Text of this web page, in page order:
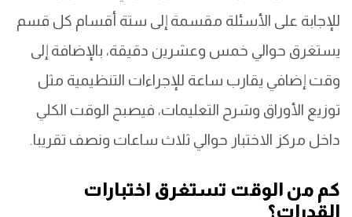
للإجابة على الأسئلة مقسمة إلى ستة أقسام كل قسم
يستغرق حوالي خمس وعشرين دقيقة، بالإضافة إلى
وقت إضافي يقارب ساعة للإجراءات التنظيمية مثل
توزيع الأوراق وشرح التعليمات، فيصبح الوقت الكلي
داخل مركز الاختبار حوالي ثلاث ساعات ونصف تقريبا.
كم من الوقت تستغرق اختبارات
القدرات؟